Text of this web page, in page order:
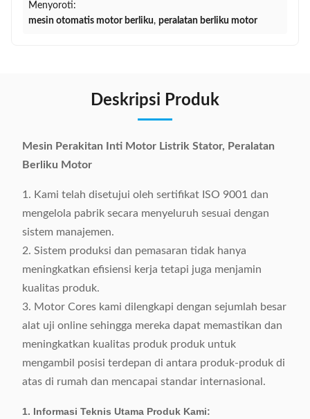
Menyoroti:
mesin otomatis motor berliku, peralatan berliku motor
Deskripsi Produk
Mesin Perakitan Inti Motor Listrik Stator, Peralatan
Berliku Motor
1. Kami telah disetujui oleh sertifikat ISO 9001 dan
mengelola pabrik secara menyeluruh sesuai dengan
sistem manajemen.
2. Sistem produksi dan pemasaran tidak hanya
meningkatkan efisiensi kerja tetapi juga menjamin
kualitas produk.
3. Motor Cores kami dilengkapi dengan sejumlah besar
alat uji online sehingga mereka dapat memastikan dan
meningkatkan kualitas produk produk untuk
mengambil posisi terdepan di antara produk-produk di
atas di rumah dan mencapai standar internasional.
1. Informasi Teknis Utama Produk Kami: